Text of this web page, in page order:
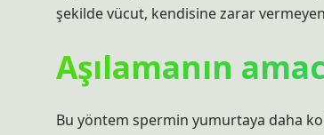
şekilde vücut, kendisine zarar
Aşılamanın
Bu yöntem spermin yumurtaya daha